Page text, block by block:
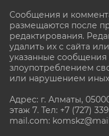
Сообщения и
размещаются после
редактирования.
удалить их с сайта
указанные
злоупотреблением
или нарушением иных
Адрес: г. Алматы,
этаж 7. Тел: +7 (727)
mail.com: